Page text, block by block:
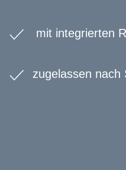
mit integrierten
zugelassen nach